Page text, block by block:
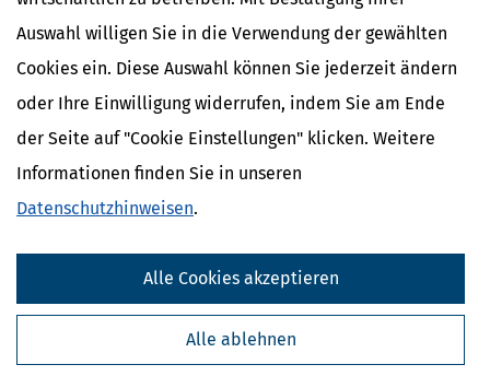
Auswahl willigen Sie in die Verwendung der gewählten
Cookies ein. Diese Auswahl können Sie jederzeit ändern
oder Ihre Einwilligung widerrufen, indem Sie am Ende
der Seite auf "Cookie Einstellungen" klicken. Weitere
Informationen finden Sie in unseren
Datenschutzhinweisen.
Alle ablehnen
Alle Cookies akzeptieren
Kostenlose Steuertipps & News
Steuertipps Selbstständige